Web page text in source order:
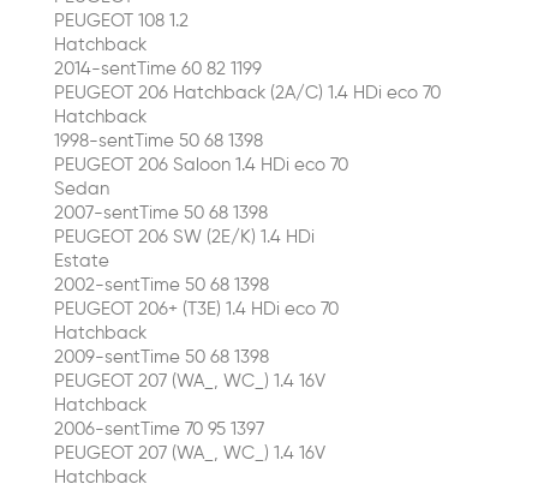
PEUGEOT 108 1.2
Hatchback
2014-sentTime 60 82 1199
PEUGEOT 206 Hatchback (2A/C) 1.4 HDi eco 70
Hatchback
1998-sentTime 50 68 1398
PEUGEOT 206 Saloon 1.4 HDi eco 70
Sedan
2007-sentTime 50 68 1398
PEUGEOT 206 SW (2E/K) 1.4 HDi
Estate
2002-sentTime 50 68 1398
PEUGEOT 206+ (T3E) 1.4 HDi eco 70
Hatchback
2009-sentTime 50 68 1398
PEUGEOT 207 (WA_, WC_) 1.4 16V
Hatchback
2006-sentTime 70 95 1397
PEUGEOT 207 (WA_, WC_) 1.4 16V
Hatchback